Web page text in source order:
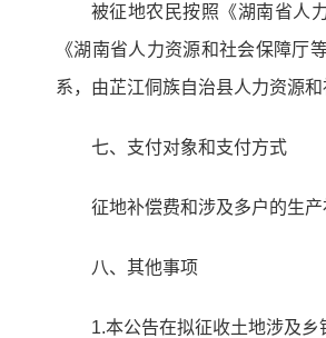
被征地农民按照《湖南省人
《湖南省人力资源和社会保障
系，由芷江侗族自治县人力资源
七、支付对象和支付方式
征地补偿费和涉及多户的生
八、其他事项
1.本公告在拟征收土地涉及